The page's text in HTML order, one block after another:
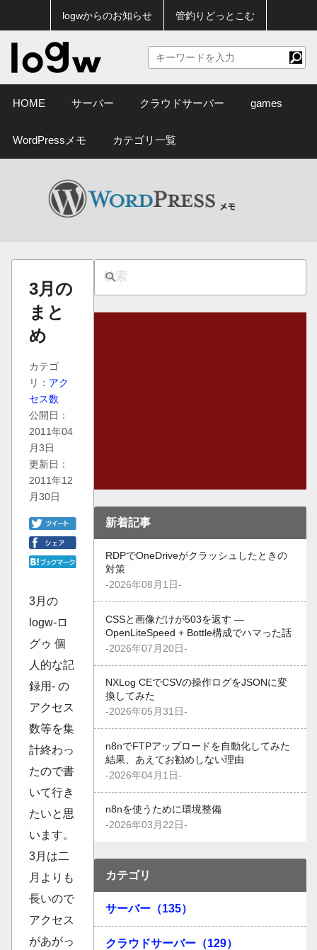
logwからのお知らせ 管釣りどっとこむ
HOME サーバー クラウドサーバー games
WordPressメモ カテゴリ一覧
3月の
まと
め
カテゴ
リ： アク
セス数
公開日：
2011年04
月3日
更新日：
2011年12
月30日
3月の
logw-ロ
グゥ 個
人的な記
録用- の
アクセス
数等を集
計終わっ
たので書
いて行き
たいと思
います。
3月は二
月よりも
長いので
アクセス
があがっ
新着記事
RDPでOneDriveがクラッシュしたときの
対策
-2026年08月1日-
CSSと画像だけが503を返す —
OpenLiteSpeed + Bottle構成でハマった話
-2026年07月20日-
NXLog CEでCSVの操作ログをJSONに変
換してみた
-2026年05月31日-
n8nでFTPアップロードを自動化してみた
結果、あえてお勧めしない理由
-2026年04月1日-
n8nを使うために環境整備
-2026年03月22日-
カテゴリ
サーバー（135）
クラウドサーバー（129）